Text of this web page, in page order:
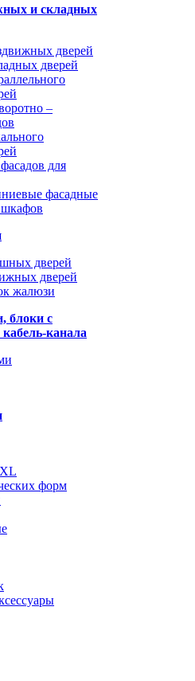
и складных
дверей
дверей
–
для
фасадные
шкафов
дверей
дверей
жалюзи
блоки с
канала
форм